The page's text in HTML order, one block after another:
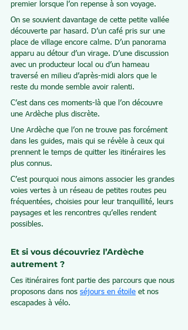
premier lorsque l’on repense à son voyage.
On se souvient davantage de cette petite vallée
découverte par hasard. D’un café pris sur une
place de village encore calme. D’un panorama
apparu au détour d’un virage. D’une discussion
avec un producteur local ou d’un hameau
traversé en milieu d’après-midi alors que le
reste du monde semble avoir ralenti.
C’est dans ces moments-là que l’on découvre
une Ardèche plus discrète.
Une Ardèche que l’on ne trouve pas forcément
dans les guides, mais qui se révèle à ceux qui
prennent le temps de quitter les itinéraires les
plus connus.
C’est pourquoi nous aimons associer les grandes
voies vertes à un réseau de petites routes peu
fréquentées, choisies pour leur tranquillité, leurs
paysages et les rencontres qu’elles rendent
possibles.
Et si vous découvriez l’Ardèche
autrement ?
Ces itinéraires font partie des parcours que nous
proposons dans nos séjours en étoile et nos
escapades à vélo.